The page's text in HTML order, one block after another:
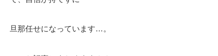
旦那任せになっています…。